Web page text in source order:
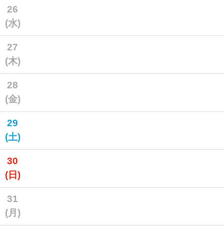
26
(水)
27
(木)
28
(金)
29
(土)
30
(日)
31
(月)